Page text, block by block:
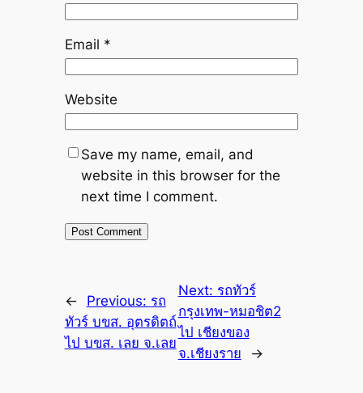
Email *
Website
Save my name, email, and
website in this browser for the
next time I comment.
← Previous: รถ
ทัวร์ บขส. อุตรดิตถ์
ไป บขส. เลย จ.เลย
Next: รถทัวร์
กรุงเทพ-หมอชิต2
ไป เชียงของ
จ.เชียงราย
→